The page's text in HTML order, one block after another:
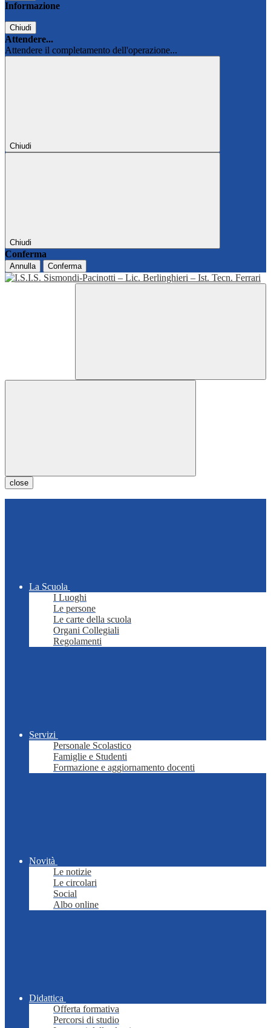
Informazione
Chiudi
Attendere...
Attendere il completamento dell'operazione...
Chiudi
Chiudi
Conferma
Annulla Conferma
close
La Scuola
I Luoghi
Le persone
Le carte della scuola
Organi Collegiali
Regolamenti
Servizi
Personale Scolastico
Famiglie e Studenti
Formazione e aggiornamento docenti
Novità
Le notizie
Le circolari
Social
Albo online
Didattica
Offerta formativa
Percorsi di studio